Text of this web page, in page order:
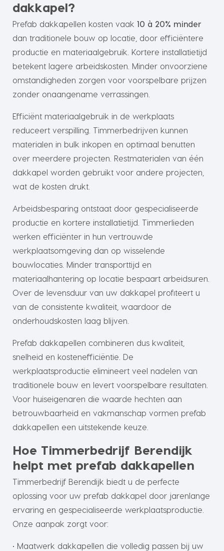
dakkapel?
Prefab dakkapellen kosten vaak 10 à 20% minder
dan traditionele bouw op locatie, door efficiëntere
productie en materiaalgebruik. Kortere installatietijd
betekent lagere arbeidskosten. Minder onvoorziene
omstandigheden zorgen voor voorspelbare prijzen
zonder onaangename verrassingen.
Efficiënt materiaalgebruik in de werkplaats
reduceert verspilling. Timmerbedrijven kunnen
materialen in bulk inkopen en optimaal benutten
over meerdere projecten. Restmaterialen van één
dakkapel worden gebruikt voor andere projecten,
wat de kosten drukt.
Arbeidsbesparing ontstaat door gespecialiseerde
productie en kortere installatietijd. Timmerlieden
werken efficiënter in hun vertrouwde
werkplaatsomgeving dan op wisselende
bouwlocaties. Minder transporttijd en
materiaalhantering op locatie bespaart arbeidsuren.
Over de levensduur van uw dakkapel profiteert u
van de consistente kwaliteit, waardoor de
onderhoudskosten laag blijven.
Prefab dakkapellen combineren dus kwaliteit,
snelheid en kostenefficiëntie. De
werkplaatsproductie elimineert veel nadelen van
traditionele bouw en levert voorspelbare resultaten.
Voor huiseigenaren die waarde hechten aan
betrouwbaarheid en vakmanschap vormen prefab
dakkapellen een uitstekende keuze.
Hoe Timmerbedrijf Berendijk
helpt met prefab dakkapellen
Timmerbedrijf Berendijk biedt u de perfecte
oplossing voor uw prefab dakkapel door jarenlange
ervaring en gespecialiseerde werkplaatsproductie.
Onze aanpak zorgt voor:
• Maatwerk dakkapellen die volledig passen bij uw